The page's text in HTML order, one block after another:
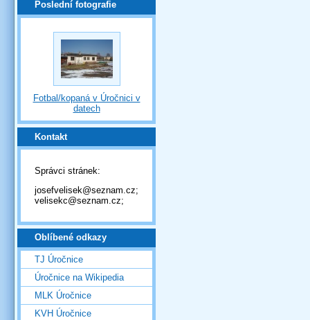
Poslední fotografie
Fotbal/kopaná v Úročnici v
datech
Kontakt
Správci stránek:
josefvelisek@seznam.cz;
velisekc@seznam.cz;
Oblíbené odkazy
TJ Úročnice
Úročnice na Wikipedia
MLK Úročnice
KVH Úročnice